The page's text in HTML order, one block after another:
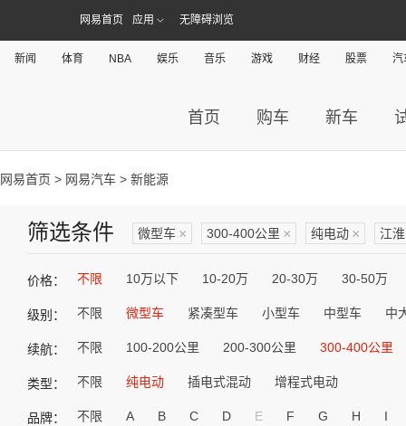
网易首页 应用 无障碍浏览
新闻 体育 NBA 娱乐 音乐 游戏 财经 股票 汽
首页 购车 新车
网易首页 > 网易汽车 > 新能源
筛选条件 微型车 × 300-400公里 × 纯电动 × 江淮
价格： 不限 10万以下 10-20万 20-30万 30-50万
级别： 不限 微型车 紧凑型车 小型车 中型车 中
续航： 不限 100-200公里 200-300公里 300-400公里
类型： 不限 纯电动 插电式混动 增程式电动
品牌： 不限 A B C D E F G H I